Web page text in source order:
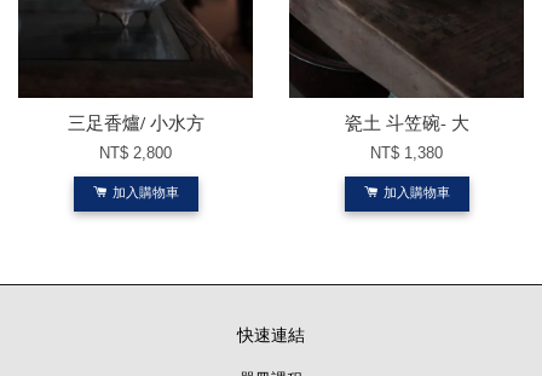
三足香爐/ 小水方
NT$ 2,800
加入購物車
瓷土 斗笠碗- 大
NT$ 1,380
加入購物車
快速連結